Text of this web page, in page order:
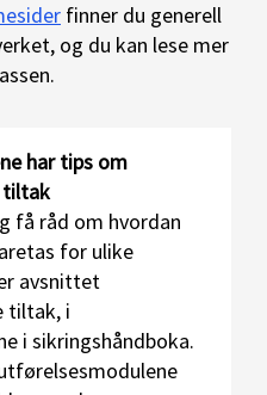
finner du generell
og du kan lese mer
har tips om
tiltak
få råd om hvordan
for ulike
avsnittet
tiltak, i
i sikringshåndboka.